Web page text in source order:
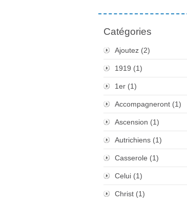
Catégories
Ajoutez (2)
1919 (1)
1er (1)
Accompagneront (1)
Ascension (1)
Autrichiens (1)
Casserole (1)
Celui (1)
Christ (1)